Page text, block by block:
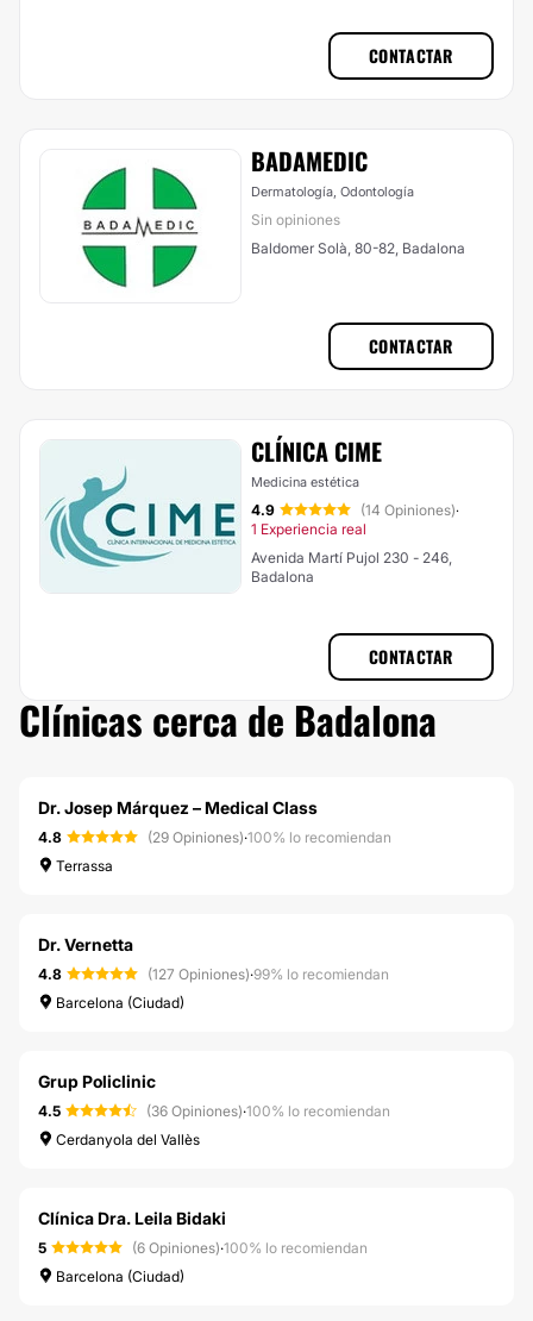
CONTACTAR
BADAMEDIC
Dermatología, Odontología
Sin opiniones
Baldomer Solà, 80-82, Badalona
CONTACTAR
CLÍNICA CIME
Medicina estética
4.9 (14 Opiniones)·
1 Experiencia real
Avenida Martí Pujol 230 - 246,
Badalona
CONTACTAR
Clínicas cerca de Badalona
Dr. Josep Márquez – Medical Class
4.8 (29 Opiniones)·100% lo recomiendan
Terrassa
Dr. Vernetta
4.8 (127 Opiniones)·99% lo recomiendan
Barcelona (Ciudad)
Grup Policlinic
4.5 (36 Opiniones)·100% lo recomiendan
Cerdanyola del Vallès
Clínica Dra. Leila Bidaki
5 (6 Opiniones)·100% lo recomiendan
Barcelona (Ciudad)